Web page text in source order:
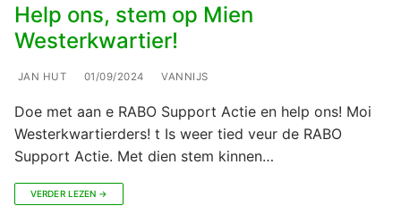
Help ons, stem op Mien
Westerkwartier!
JAN HUT 01/09/2024 VANNIJS
Doe met aan e RABO Support Actie en help ons! Moi
Westerkwartierders! t Is weer tied veur de RABO
Support Actie. Met dien stem kinnen…
VERDER LEZEN →